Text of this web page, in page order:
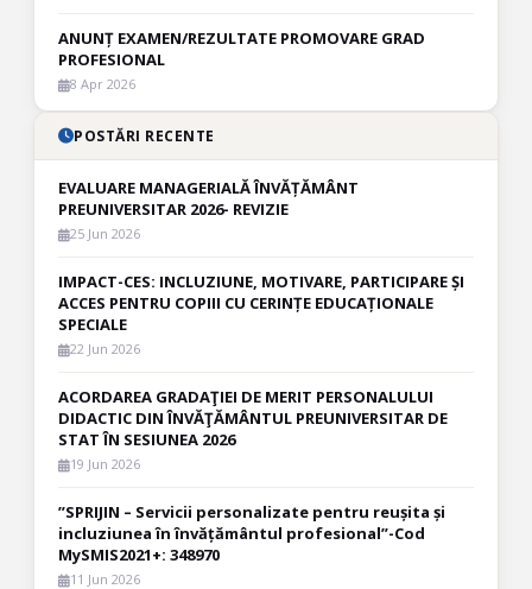
ANUNȚ EXAMEN/REZULTATE PROMOVARE GRAD
PROFESIONAL
8 Apr 2026
POSTĂRI RECENTE
EVALUARE MANAGERIALĂ ÎNVĂȚĂMÂNT
PREUNIVERSITAR 2026- REVIZIE
25 Jun 2026
IMPACT-CES: INCLUZIUNE, MOTIVARE, PARTICIPARE ȘI
ACCES PENTRU COPIII CU CERINȚE EDUCAȚIONALE
SPECIALE
22 Jun 2026
ACORDAREA GRADAŢIEI DE MERIT PERSONALULUI
DIDACTIC DIN ÎNVĂŢĂMÂNTUL PREUNIVERSITAR DE
STAT ÎN SESIUNEA 2026
19 Jun 2026
”SPRIJIN – Servicii personalizate pentru reușita și
incluziunea în învățământul profesional”-Cod
MySMIS2021+: 348970
11 Jun 2026